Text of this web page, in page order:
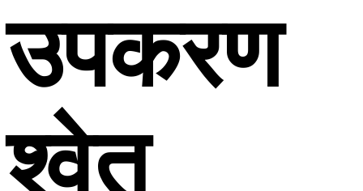
उपकरण
श्वेत